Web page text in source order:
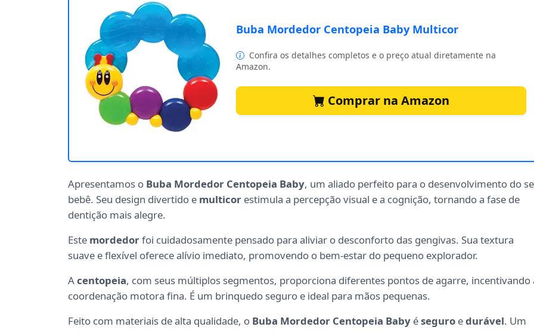
Buba Mordedor Centopeia Baby Multicor
Confira os detalhes completos e o preço atual diretamente na
Amazon.
Comprar na Amazon
Apresentamos o Buba Mordedor Centopeia Baby, um aliado perfeito para o desenvolvimento do
bebê. Seu design divertido e multicor estimula a percepção visual e a cognição, tornando a fase de
dentição mais alegre.
Este mordedorfoi cuidadosamente pensado para aliviar o desconforto das gengivas. Sua textura
suave e flexível oferece alívio imediato, promovendo o bem-estar do pequeno explorador.
Acentopeia, com seus múltiplos segmentos, proporciona diferentes pontos de agarre, incentivando
coordenação motora fina. É um brinquedo seguro e ideal para mãos pequenas.
Feito com materiais de alta qualidade, o Buba Mordedor Centopeia Baby éseguro edurável. Um